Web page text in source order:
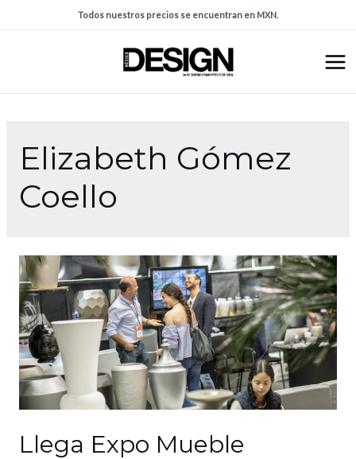
Todos nuestros precios se encuentran en MXN.
Elizabeth Gómez
Coello
Llega Expo Mueble